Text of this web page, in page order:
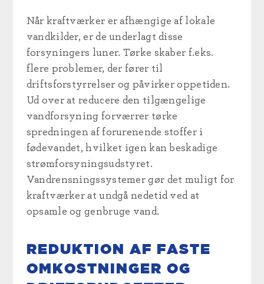
Når kraftværker er afhængige af lokale
vandkilder, er de underlagt disse
forsyningers luner. Tørke skaber f.eks.
flere problemer, der fører til
driftsforstyrrelser og påvirker oppetiden.
Ud over at reducere den tilgængelige
vandforsyning forværrer tørke
spredningen af forurenende stoffer i
fødevandet, hvilket igen kan beskadige
strømforsyningsudstyret.
Vandrensningssystemer gør det muligt for
kraftværker at undgå nedetid ved at
opsamle og genbruge vand.
REDUKTION AF FASTE
OMKOSTNINGER OG